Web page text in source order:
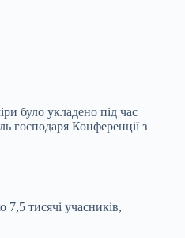
було укладено під час
господаря Конференції з
7,5 тисячі учасників,